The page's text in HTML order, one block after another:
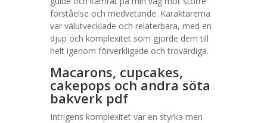
förståelse och medvetande. Karaktärerna
var välutvecklade och relaterbara, med en
djup och komplexitet som gjorde dem till
helt igenom förverkligade och trovärdiga.
Macarons, cupcakes,
cakepops och andra söta
bakverk pdf
Intrigens komplexitet var en styrka men